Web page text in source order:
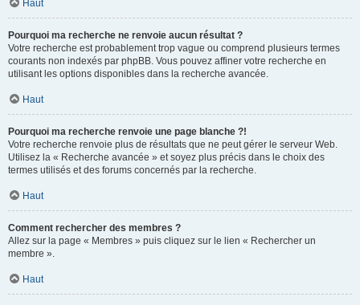
Haut
Pourquoi ma recherche ne renvoie aucun résultat ?
Votre recherche est probablement trop vague ou comprend plusieurs termes
courants non indexés par phpBB. Vous pouvez affiner votre recherche en
utilisant les options disponibles dans la recherche avancée.
Haut
Pourquoi ma recherche renvoie une page blanche ?!
Votre recherche renvoie plus de résultats que ne peut gérer le serveur Web.
Utilisez la « Recherche avancée » et soyez plus précis dans le choix des
termes utilisés et des forums concernés par la recherche.
Haut
Comment rechercher des membres ?
Allez sur la page « Membres » puis cliquez sur le lien « Rechercher un
membre ».
Haut